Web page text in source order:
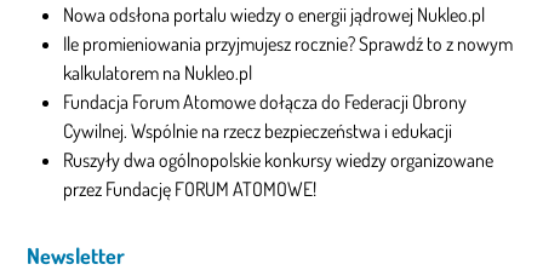
Nowa odsłona portalu wiedzy o energii jądrowej Nukleo.pl
Ile promieniowania przyjmujesz rocznie? Sprawdź to z nowym
kalkulatorem na Nukleo.pl
Fundacja Forum Atomowe dołącza do Federacji Obrony
Cywilnej. Wspólnie na rzecz bezpieczeństwa i edukacji
Ruszyły dwa ogólnopolskie konkursy wiedzy organizowane
przez Fundację FORUM ATOMOWE!
Newsletter